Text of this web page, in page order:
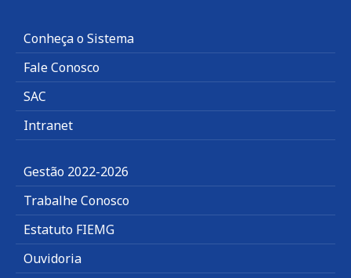
Conheça o Sistema
Fale Conosco
SAC
Intranet
Gestão 2022-2026
Trabalhe Conosco
Estatuto FIEMG
Ouvidoria